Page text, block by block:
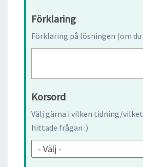
Förklaring
Förklaring på lösningen (om du
Korsord
Välj gärna i vilken tidning/
hittade frågan :)